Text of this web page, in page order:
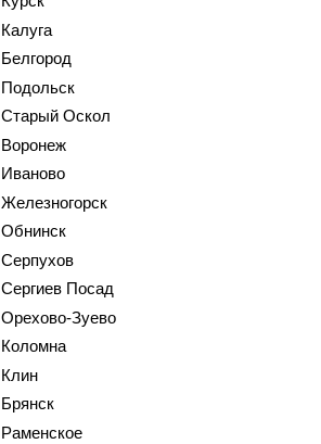
Калуга
Белгород
Подольск
Старый Оскол
Воронеж
Иваново
Железногорск
Обнинск
Серпухов
Сергиев Посад
Орехово-Зуево
Коломна
Клин
Брянск
Раменское